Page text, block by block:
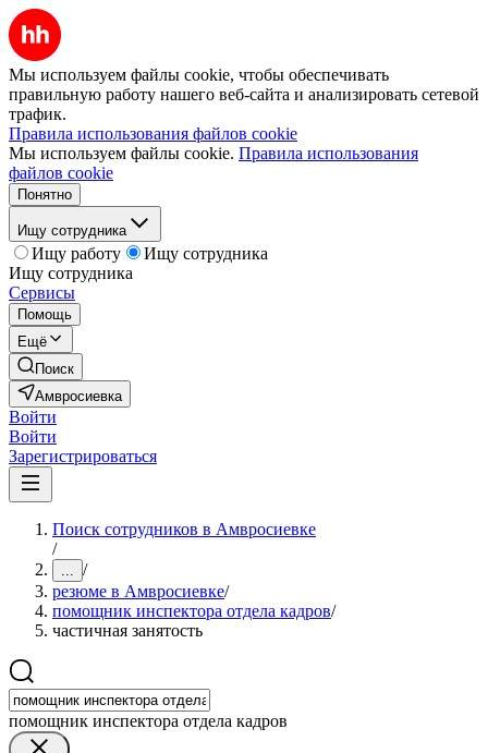
Мы используем файлы cookie, чтобы обеспечивать
правильную работу нашего веб-сайта и анализировать сетевой
трафик.
Правила использования файлов cookie
Мы используем файлы cookie. Правила использования
файлов cookie
Понятно
Ищу сотрудника
Ищу работу
Ищу сотрудника
Ищу сотрудника
Сервисы
Помощь
Ещё
Поиск
Амвросиевка
Войти
Войти
Зарегистрироваться
Поиск сотрудников в Амвросиевке
/
... /
резюме в Амвросиевке/
помощник инспектора отдела кадров/
частичная занятость
помощник инспектора отдела кадров